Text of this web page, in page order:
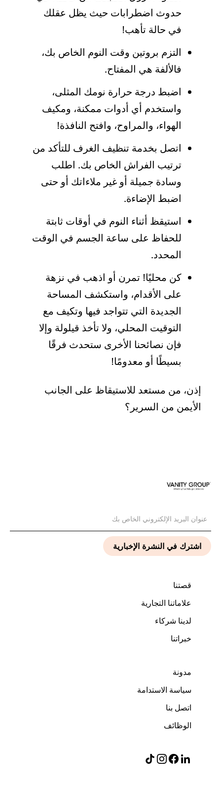
حدوث اضطرابات حيث يظل عقلك
في حالة تأهب!
التزم بروتين وقت النوم الخاص بك،
فالألفة هي المفتاح.
اضبط درجة حرارة نومك المثلى،
واستخدم أي أدوات ممكنة، ومكيف
الهواء، والمراوح، وافتح النافذة!
اتصل بخدمة تنظيف الغرف للتأكد من
ترتيب الفراش الخاص بك. اطلب
وسادة جميلة أو غير ملاءاتك أو حتى
اضبط الإضاءة.
استيقظ أثناء النوم في أوقات ثابتة
للحفاظ على ساعة الجسم في الوقت
المحدد.
كن محليًا! تمرن أو اذهب في نزهة
على الأقدام، واستكشف المساحة
الجديدة التي تتواجد فيها وتكيف مع
التوقيت المحلي، ولا تأخذ قيلولة وإلا
فإن نصائحنا الأخرى ستحدث فرقًا
بسيطًا أو معدومًا!
إذن، من مستعد للاستيقاظ على الجانب
الأيمن من السرير؟
قصتنا
علاماتنا التجارية
لدينا شركاء
خبراتنا
مدونة
سياسة الاستدامة
اتصل بنا
الوظائف